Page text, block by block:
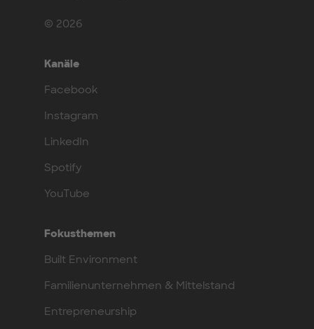
© 2026
Kanäle
Facebook
Instagram
LinkedIn
Spotify
YouTube
Fokusthemen
Built Environment
Familienunternehmen & Mittelstand
Entrepreneurship